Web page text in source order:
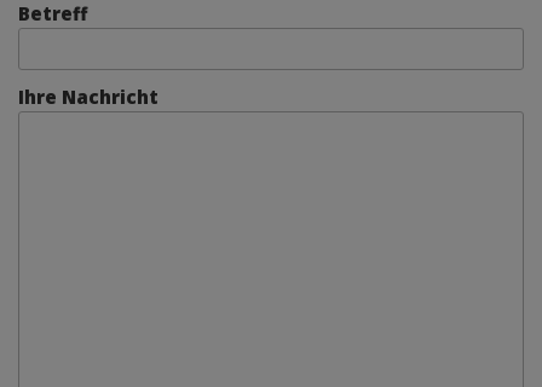
Betreff
Ihre Nachricht